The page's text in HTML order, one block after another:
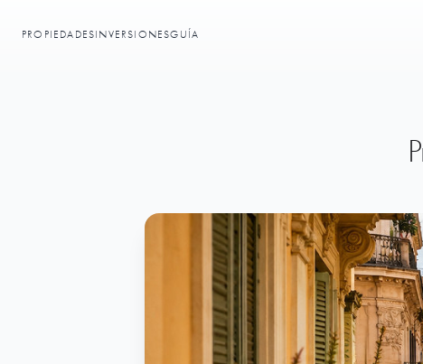
PROPIEDADESINVERSIONESGUÍA